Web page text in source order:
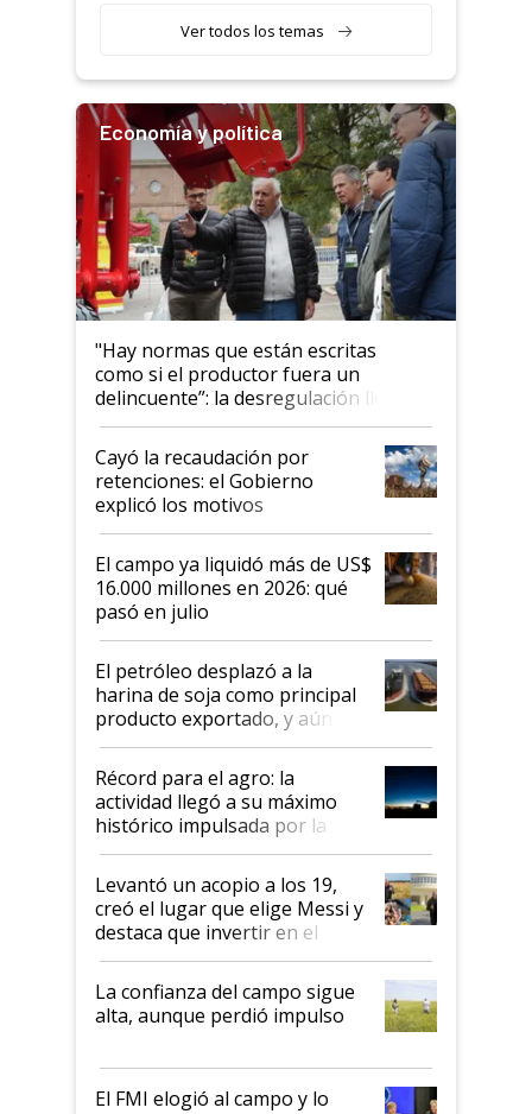
Ver todos los temas
Economía y política
"Hay normas que están escritas
como si el productor fuera un
delincuente”: la desregulación llegó
al Congreso Aapresid y hasta se
habló del financiamiento al IPCVA
Cayó la recaudación por
retenciones: el Gobierno
explicó los motivos
El campo ya liquidó más de US$
16.000 millones en 2026: qué
pasó en julio
El petróleo desplazó a la
harina de soja como principal
producto exportado, y aún así
el agro aportó casi seis de cada
diez dólares y sostuvo el
liderazgo en un semestre
récord
Récord para el agro: la
actividad llegó a su máximo
histórico impulsada por la
cosecha y las exportaciones
Levantó un acopio a los 19,
creó el lugar que elige Messi y
destaca que invertir en el
kirchnerismo era como "darle
plata a un hijo para droga":
Juan Félix Rossetti, el libertario
que de una dura crisis salió
de Milei
La confianza del campo sigue
alta, aunque perdió impulso
El FMI elogió al campo y lo